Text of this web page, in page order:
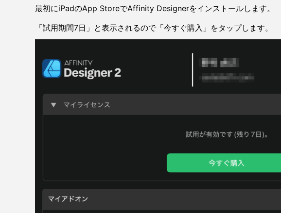
最初にiPadのApp StoreでAffinity Designerをインストールします。
「試用期間7日」と表示されるので「今すぐ購入」をタップします。